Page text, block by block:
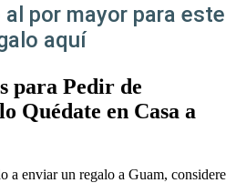
por mayor para este
aquí
para Pedir de
Quédate en Casa a
a enviar un regalo a Guam, considere